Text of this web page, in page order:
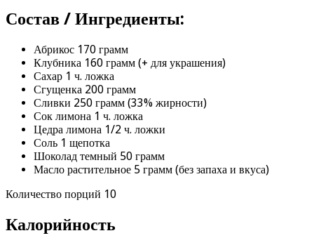
Состав / Ингредиенты:
Абрикос 170 грамм
Клубника 160 грамм (+ для украшения)
Сахар 1 ч. ложка
Сгущенка 200 грамм
Сливки 250 грамм (33% жирности)
Сок лимона 1 ч. ложка
Цедра лимона 1/2 ч. ложки
Соль 1 щепотка
Шоколад темный 50 грамм
Масло растительное 5 грамм (без запаха и вкуса)
Количество порций 10
Калорийность